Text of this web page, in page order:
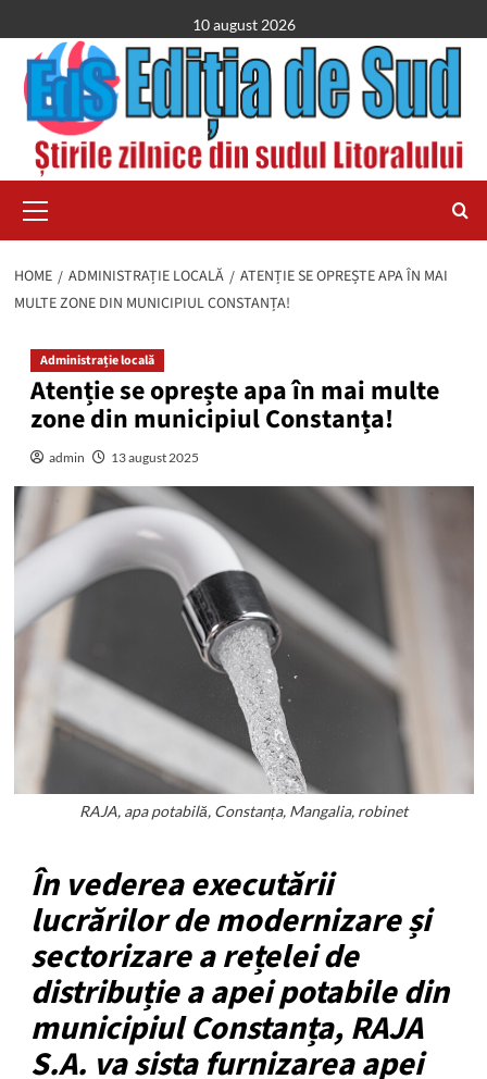
to
content
10 august 2026
Menu
HOME ADMINISTRAȚIE LOCALĂ
ATENȚIE SE OPREȘTE APA ÎN MAI
MULTE ZONE DIN MUNICIPIUL CONSTANȚA!
Administrație locală
Atenție se oprește apa în mai multe
zone din municipiul Constanța!
admin 13 august 2025
RAJA, apa potabilă, Constanța, Mangalia, robinet
În vederea executării
lucrărilor de modernizare și
sectorizare a rețelei de
distribuție a apei potabile din
municipiul Constanța, RAJA
S.A. va sista furnizarea apei